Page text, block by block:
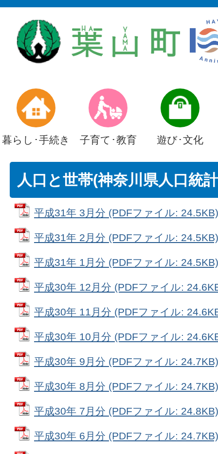
暮らし･手続き 子育て･教育 遊び･文化
人口と世帯(神奈川県人口統
平成31年 3月分 (PDFファイル: 24.5KB)
平成31年 2月分 (PDFファイル: 24.5KB)
平成31年 1月分 (PDFファイル: 24.5KB)
平成30年 12月分 (PDFファイル:
平成30年 11月分 (PDFファイル:
平成30年 10月分 (PDFファイル:
平成30年 9月分 (PDFファイル: 24.7KB)
平成30年 8月分 (PDFファイル: 24.7KB)
平成30年 7月分 (PDFファイル: 24.8KB)
平成30年 6月分 (PDFファイル: 24.7KB)